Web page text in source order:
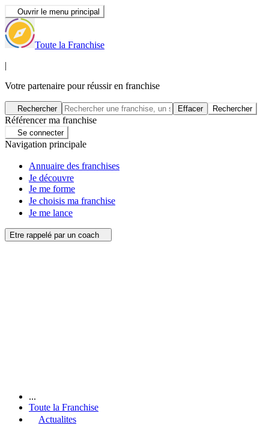
Ouvrir le menu principal
Toute la Franchise
|
Votre partenaire pour réussir en franchise
Rechercher Effacer Rechercher
Référencer ma franchise
Se connecter
Navigation principale
Annuaire des franchises
Je découvre
Je me forme
Je choisis ma franchise
Je me lance
Etre rappelé par un coach
...
Toute la Franchise
Actualites